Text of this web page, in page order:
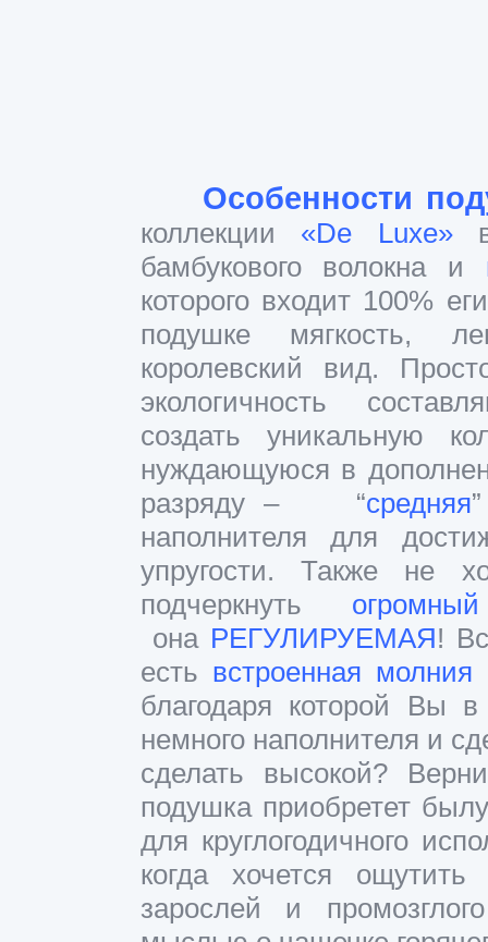
Особенности
коллекции «De Luxe»
бамбукового волокна и
которого входит 100%
подушке мягкость,
королевский вид.
экологичность
создать уникальную
нуждающуюся в
разряду –
“средняя
наполнителя для
упругости. Также не
подчеркнуть
она РЕГУЛИРУЕМАЯ!
есть встроенная молния
благодаря которой Вы
немного наполнителя и
сделать высокой?
подушка приобретет
для круглогодичного
когда хочется
зарослей и